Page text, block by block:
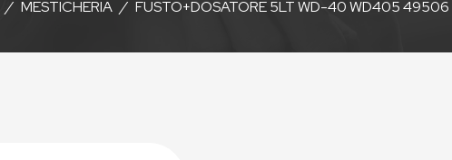
/ MESTICHERIA / FUSTO+DOSATORE 5LT WD-40 WD405 49506